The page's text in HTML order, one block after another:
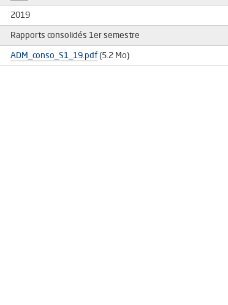
2019
Rapports consolidés 1er semestre
ADM_conso_S1_19.pdf (5.2 Mo)